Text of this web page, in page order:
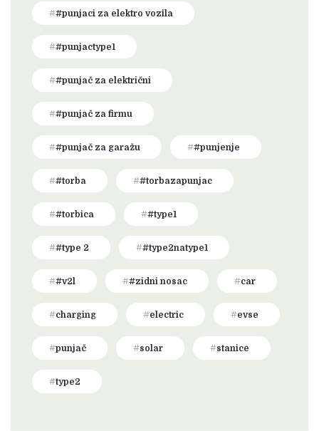
#punjaci za elektro vozila
#punjactype1
#punjač za električni
#punjač za firmu
#punjač za garažu #punjenje
#torba #torbazapunjac
#torbica #type1
#type 2 #type2natype1
#v2l #zidni nosac car
charging electric evse
punjač solar stanice
type2